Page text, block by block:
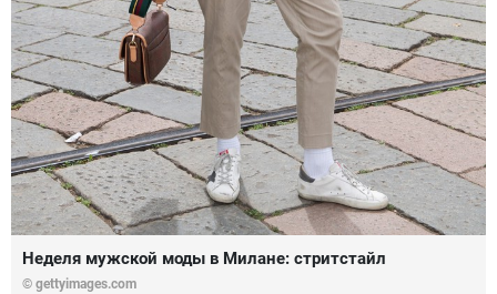
Неделя мужской моды в Милане: стритстайл
© gettyimages.com